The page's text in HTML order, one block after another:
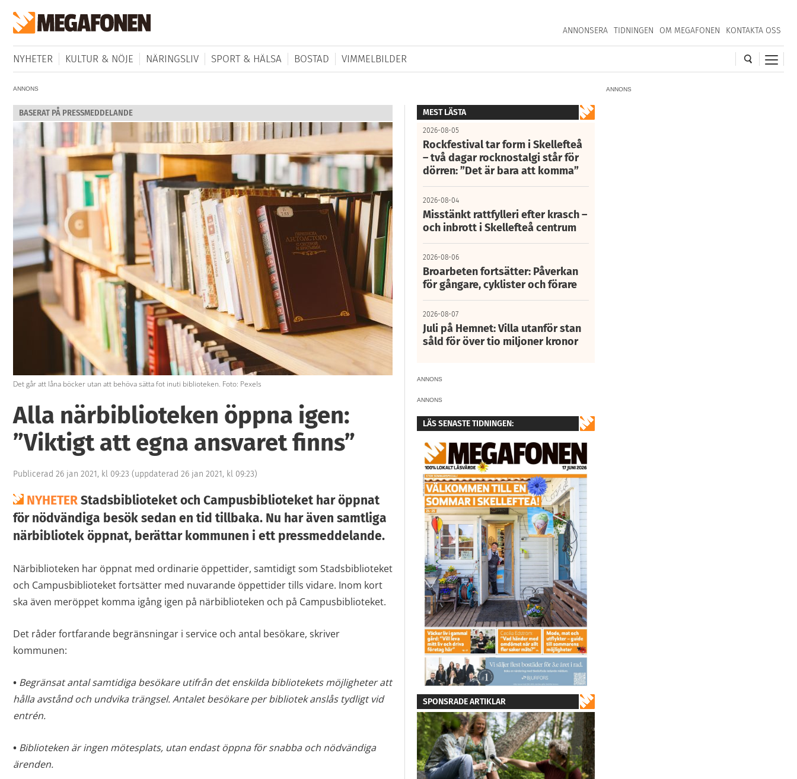
ANNONSERA TIDNINGEN OM MEGAFONEN KONTAKTA OSS
NYHETER KULTUR & NÖJE NÄRINGSLIV SPORT & HÄLSA BOSTAD VIMMELBILDER
ANNONS
ANNONS
BASERAT PÅ PRESSMEDDELANDE
Det går att låna böcker utan att behöva sätta fot inuti biblioteken. Foto: Pexels
Alla närbiblioteken öppna igen:
”Viktigt att egna ansvaret finns”
Publicerad 26 jan 2021, kl 09:23 (uppdaterad 26 jan 2021, kl 09:23)
NYHETERStadsbiblioteket och Campusbiblioteket har öppnat
för nödvändiga besök sedan en tid tillbaka. Nu har även samtliga
närbibliotek öppnat, berättar kommunen i ett pressmeddelande.
Närbiblioteken har öppnat med ordinarie öppettider, samtidigt som Stadsbiblioteket
och Campusbiblioteket fortsätter med nuvarande öppettider tills vidare. Inom kort
ska även meröppet komma igång igen på närbiblioteken och på Campusbiblioteket.
Det råder fortfarande begränsningar i service och antal besökare, skriver
kommunen:
• Begränsat antal samtidiga besökare utifrån det enskilda bibliotekets möjligheter att
hålla avstånd och undvika trängsel. Antalet besökare per bibliotek anslås tydligt vid
entrén.
• Biblioteken är ingen mötesplats, utan endast öppna för snabba och nödvändiga
ärenden.
MEST LÄSTA
2026-08-05
Rockfestival tar form i Skellefteå
– två dagar rocknostalgi står för
dörren: ”Det är bara att komma”
2026-08-04
Misstänkt rattfylleri efter krasch –
och inbrott i Skellefteå centrum
2026-08-06
Broarbeten fortsätter: Påverkan
för gångare, cyklister och förare
2026-08-07
Juli på Hemnet: Villa utanför stan
såld för över tio miljoner kronor
ANNONS
ANNONS
LÄS SENASTE TIDNINGEN:
SPONSRADE ARTIKLAR